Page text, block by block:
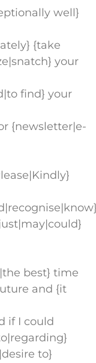
well}
{take
your
find} your
{newsletter|e-
best} time
and {it
if I could
to}